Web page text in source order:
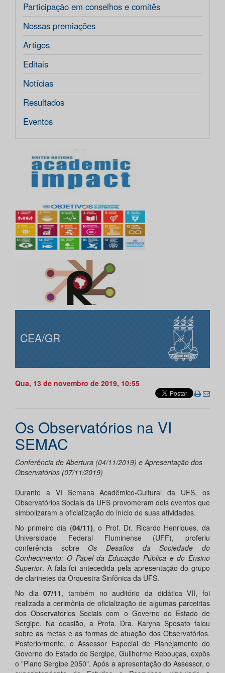
Participação em conselhos e comitês
Nossas premiações
Artigos
Editais
Notícias
Resultados
Eventos
CEA/GR
Qua, 13 de novembro de 2019, 10:55
Os Observatórios na VI
SEMAC
Conferência de Abertura (04/11/2019) e Apresentação dos
Observatórios (07/11/2019)
Durante a VI Semana Acadêmico-Cultural da UFS, os
Observatórios Sociais da UFS provomeram dois eventos que
simbolizaram a oficialização do início de suas atividades.
No primeiro dia (04/11), o Prof. Dr. Ricardo Henriques, da
Universidade Federal Fluminense (UFF), proferiu
conferência sobreOs Desafios da Sociedade do
Conhecimento: O Papel da Educação Pública e do Ensino
Superior. A fala foi antecedida pela apresentação do grupo
de clarinetes da Orquestra Sinfônica da UFS.
No dia07/11, também no auditório da didática VII, foi
realizada a cerimônia de oficialização de algumas parceirias
dos Observatórios Sociais com o Governo do Estado de
Sergipe. Na ocasião, a Profa. Dra. Karyna Sposato falou
sobre as metas e as formas de atuação dos Observatórios.
Posteriormente, o Assessor Especial de Planejamento do
Governo do Estado de Sergipe, Guilherme Rebouças, expôs
o "Plano Sergipe 2050". Após a apresentação do Assessor, o